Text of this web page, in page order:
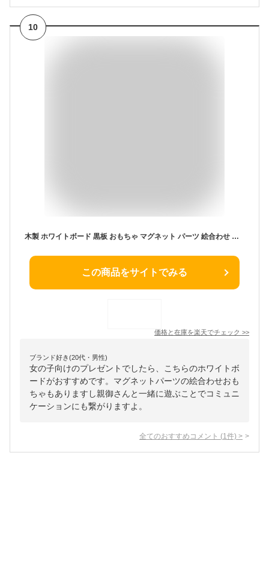
10
木製 ホワイトボード 黒板 おもちゃ マグネット パーツ 絵合わせ ゲーム お絵かき 磁石 動物 両面描画 子供用 男の子 女の子 ◇ALW-SA-MAPANEL | 子供 玩具 知育玩具 お絵描きボード 木のおもちゃ マグネットパーツおもちゃ おえかき クリスマス クリスマスプレゼント 6歳
この商品をサイトでみる
価格と在庫を楽天でチェック >>
ブランド好き(20代・男性)
女の子向けのプレゼントでしたら、こちらのホワイトボ
ードがおすすめです。マグネットパーツの絵合わせおも
ちゃもありますし親御さんと一緒に遊ぶことでコミュニ
ケーションにも繋がりますよ。
全てのおすすめコメント (1 件) >